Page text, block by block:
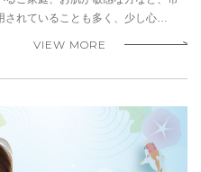
されていることも多く、少し心…
VIEW MORE